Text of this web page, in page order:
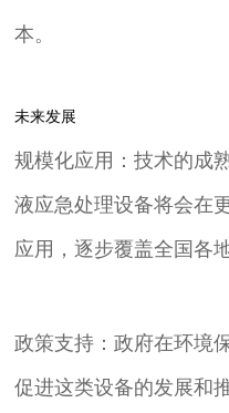
本。
未来发展
规模化应用：技术的成
液应急处理设备将会在
应用，逐步覆盖全国各地
政策支持：政府在环境
促进这类设备的发展和